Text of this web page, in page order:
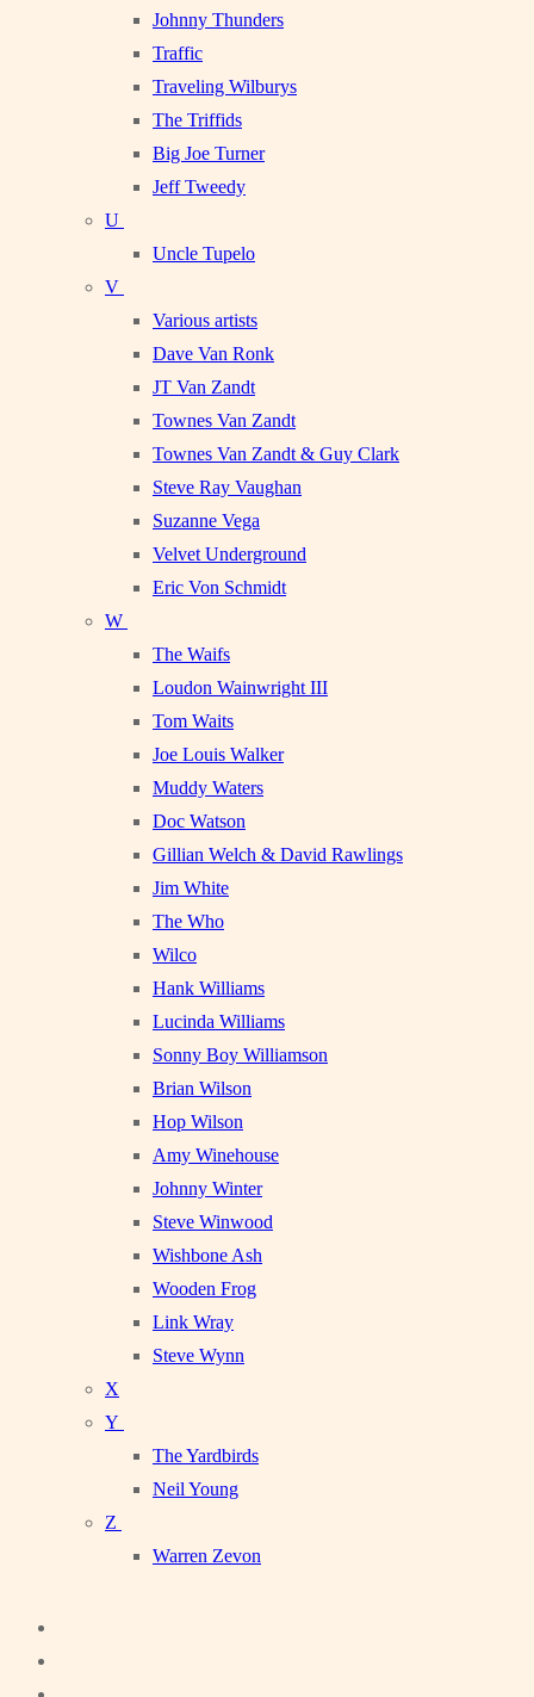
Johnny Thunders
Traffic
Traveling Wilburys
The Triffids
Big Joe Turner
Jeff Tweedy
U
Uncle Tupelo
V
Various artists
Dave Van Ronk
JT Van Zandt
Townes Van Zandt
Townes Van Zandt & Guy Clark
Steve Ray Vaughan
Suzanne Vega
Velvet Underground
Eric Von Schmidt
W
The Waifs
Loudon Wainwright III
Tom Waits
Joe Louis Walker
Muddy Waters
Doc Watson
Gillian Welch & David Rawlings
Jim White
The Who
Wilco
Hank Williams
Lucinda Williams
Sonny Boy Williamson
Brian Wilson
Hop Wilson
Amy Winehouse
Johnny Winter
Steve Winwood
Wishbone Ash
Wooden Frog
Link Wray
Steve Wynn
X
Y
The Yardbirds
Neil Young
Z
Warren Zevon